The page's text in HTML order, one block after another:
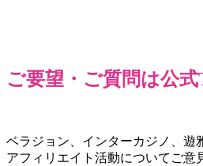
ご要望・ご質問は公
ベラジョン、インターカジノ、遊
アフィリエイト活動についてご意